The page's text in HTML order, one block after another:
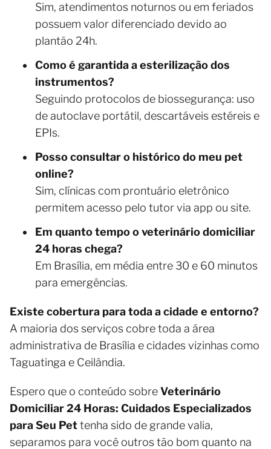
Sim, atendimentos noturnos ou em feriados
possuem valor diferenciado devido ao
plantão 24h.
Como é garantida a esterilização dos
instrumentos?
Seguindo protocolos de biossegurança: uso
de autoclave portátil, descartáveis estéreis e
EPIs.
Posso consultar o histórico do meu pet
online?
Sim, clínicas com prontuário eletrônico
permitem acesso pelo tutor via app ou site.
Em quanto tempo o veterinário domiciliar
24 horas chega?
Em Brasília, em média entre 30 e 60 minutos
para emergências.
Existe cobertura para toda a cidade e entorno?
A maioria dos serviços cobre toda a área
administrativa de Brasília e cidades vizinhas como
Taguatinga e Ceilândia.
Espero que o conteúdo sobreVeterinário
Domiciliar 24 Horas: Cuidados Especializados
para Seu Pettenha sido de grande valia,
separamos para você outros tão bom quanto na